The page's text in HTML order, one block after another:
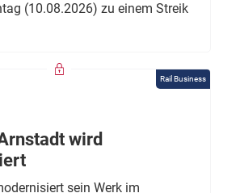
(10.08.2026) zu einem Streik
Rail Business
wird
sein Werk im